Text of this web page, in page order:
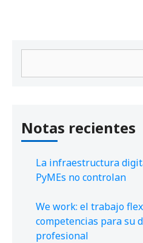
Notas recientes
La infraestructura
PyMEs no controlan
We work: el trabajo
competencias para su
profesional